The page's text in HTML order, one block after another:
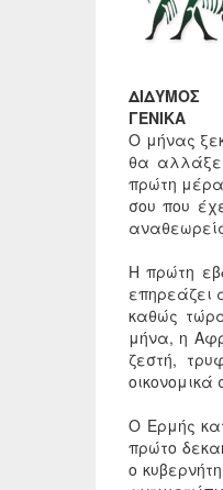
ΔΙΔΥΜΟΣ
ΓΕΝΙΚΑ
Ο μήνας
θα
πρώτη μέρα
σου που
Η πρώτη
επηρεάζει
καθώς
μήνα, η
ζεστή,
οικονομικά
Ο Ερμής
πρώτο
ο